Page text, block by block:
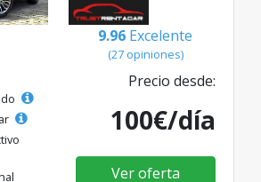
9.96 Excelente
(27 opiniones)
Precio desde:
100€/día
Ver oferta